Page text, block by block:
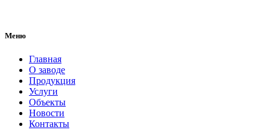
Меню
Главная
О заводе
Продукция
Услуги
Объекты
Новости
Контакты